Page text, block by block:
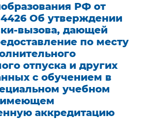
РФ от
4426 Об утверждении
вызова, дающей
по месту
отпуска и других
с обучением в
учебном
имеющем
аккредитацию